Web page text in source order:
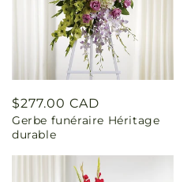
Prix
habituel
$277.00 CAD
Gerbe funéraire Héritage
durable